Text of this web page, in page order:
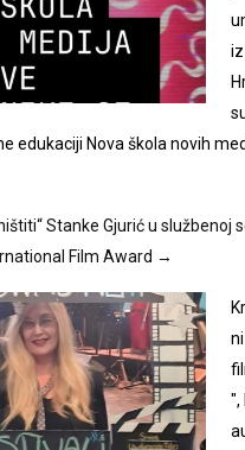
edukaciji Nova škola novih
Stanke Gjurić u službenoj
Film Award →
",